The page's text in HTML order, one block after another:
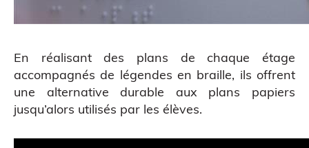
En réalisant des plans de chaque étage
accompagnés de légendes en braille, ils offrent
une alternative durable aux plans papiers
jusqu’alors utilisés par les élèves.